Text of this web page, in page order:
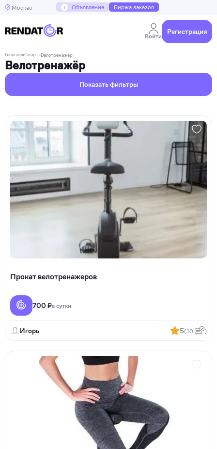
Москва + Объявление Биржа заказов
Войти
Регистрация
Главная»Спорт»Велотренажёр
Велотренажёр
Показать фильтры
Прокат велотренажеров
700 ₽в сутки
Игорь 5(10 )